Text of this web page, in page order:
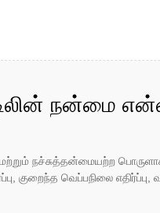
நன்மை
நச்சுத்தன்மையற்ற
குறைந்த வெப்பநிலை எதிர்ப்பு,